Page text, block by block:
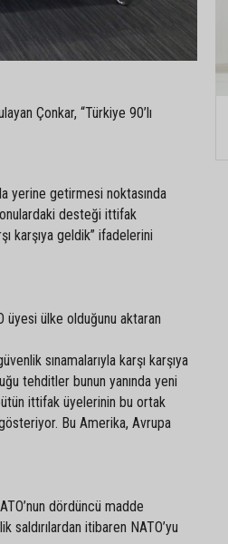
Çonkar, “Türkiye 90’lı
yerine getirmesi noktasında
desteği ittifak
karşıya geldik” ifadelerini
üyesi ülke olduğunu aktaran
sınamalarıyla karşı karşıya
tehditler bunun yanında yeni
ittifak üyelerinin bu ortak
Bu Amerika, Avrupa
dördüncü madde
saldırılardan itibaren NATO’yu